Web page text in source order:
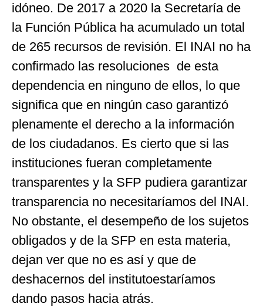
idóneo. De 2017 a 2020 la Secretaría de
la Función Pública ha acumulado un total
de 265 recursos de revisión. El INAI no ha
confirmado las resoluciones de esta
dependencia en ninguno de ellos, lo que
significa que en ningún caso garantizó
plenamente el derecho a la información
de los ciudadanos. Es cierto que si las
instituciones fueran completamente
transparentes y la SFP pudiera garantizar
transparencia no necesitaríamos del INAI.
No obstante, el desempeño de los sujetos
obligados y de la SFP en esta materia,
dejan ver que no es así y que de
deshacernos del institutoestaríamos
dando pasos hacia atrás.